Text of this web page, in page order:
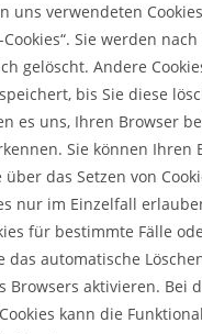
uns verwendeten
Sie werden
gelöscht. Andere
bis Sie diese
es uns, Ihren Browser
Sie können Ihren
über das Setzen von
nur im Einzelfall
für bestimmte Fälle
das automatische
Browsers aktivieren. Bei
kann die